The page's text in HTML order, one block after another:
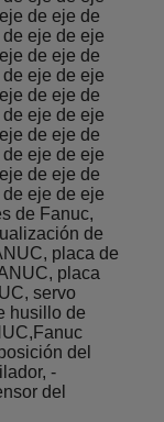
de eje de
eje de eje
de eje de
eje de eje
de eje de
eje de eje
de eje de
eje de eje
de eje de
eje de eje
de Fanuc,
de
placa de
placa
servo
husillo de
del
-
del